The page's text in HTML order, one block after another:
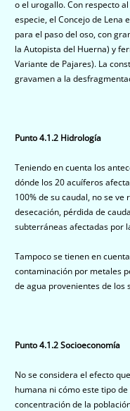
o el urogallo. Con respecto
especie, el Concejo de Lena
para el paso del oso, con
la Autopista del Huerna) y
Variante de Pajares). La
gravamen a la
Punto 4.1.2 Hidrología
Teniendo en cuenta los
dónde los 20 acuíferos
100% de su caudal, no se
desecación, pérdida de
subterráneas afectadas por
Tampoco se tienen en
contaminación por metales
de agua provenientes de los
Punto 4.1.2 Socioeconomía
No se considera el efecto
humana ni cómo este tipo
concentración de la